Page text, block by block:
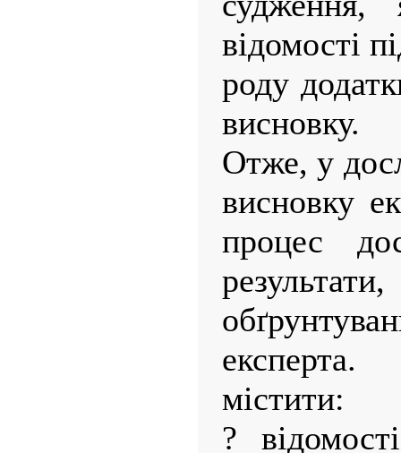
відомості
роду
висновку.
Отже, у
висновку
процес
містити:
?